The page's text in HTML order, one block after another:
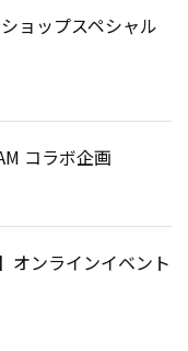
ョップスペシャル
コラボ企画
オンラインイベント